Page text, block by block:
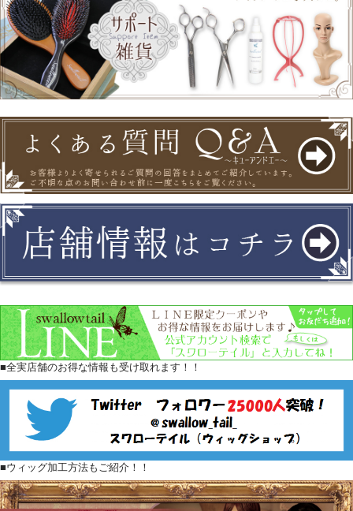
■全実店舗のお得な情報も受け取れます！！
■ウィッグ加工方法もご紹介！！